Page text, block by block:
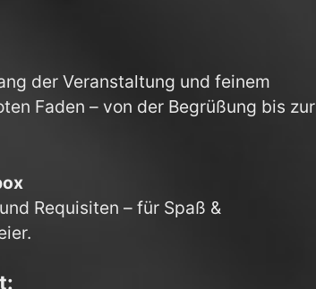
der Veranstaltung und feinem
Faden – von der Begrüßung bis zur
Requisiten – für Spaß &